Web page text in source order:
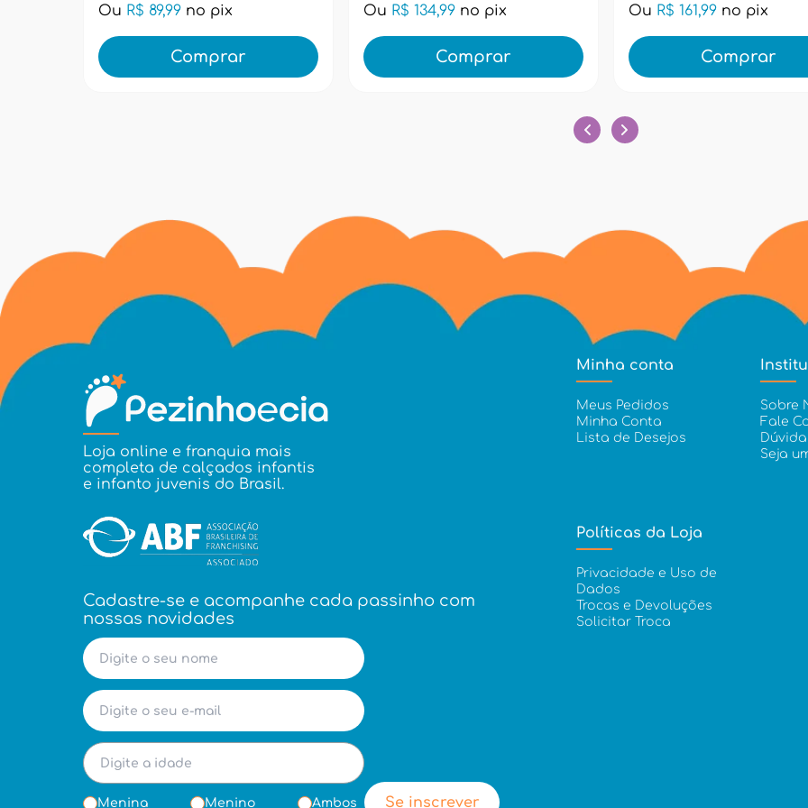
Ou R$ 89,99 no pix
Comprar
Ou R$ 134,99 no pix
Comprar
Ou R$ 161,99 no pix
Comprar
Loja online e franquia mais
completa de calçados infantis
e infanto juvenis do Brasil.
Cadastre-se e acompanhe cada passinho com
nossas novidades
Menina Menino Ambos Se inscrever
Minha conta
Meus Pedidos
Minha Conta
Lista de Desejos
Sobre
Fale
Seja
Políticas da Loja
Privacidade e Uso de
Dados
Trocas e Devoluções
Solicitar Troca